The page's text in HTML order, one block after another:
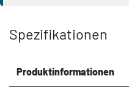
Spezifikationen
Produktinformationen